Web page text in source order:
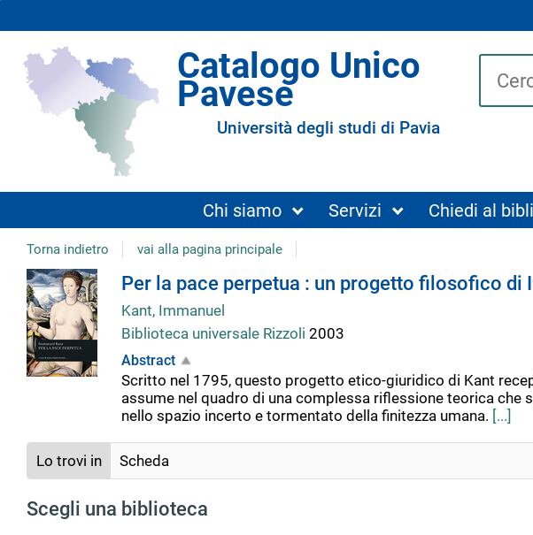
Catalogo Unico
Pavese
Università degli studi di Pavia
Cerca
Chi siamo Servizi Chiedi al
Torna indietro vai alla pagina principale
Dettaglio
del
documento
Per la pace perpetua : un progetto filosofico di
Kant, Immanuel
Biblioteca universale Rizzoli 2003
Abstract
Scritto nel 1795, questo progetto etico-giuridico di Kant
assume nel quadro di una complessa riflessione teorica che
nello spazio incerto e tormentato della finitezza umana. [...]
Lo trovi in Scheda
Scegli una biblioteca